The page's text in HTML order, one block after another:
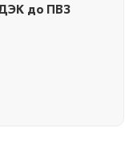
до ПВЗ